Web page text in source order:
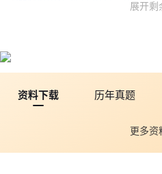
江苏2019年11月1日-30日
展开剩
资料下载 历年真题
更多资